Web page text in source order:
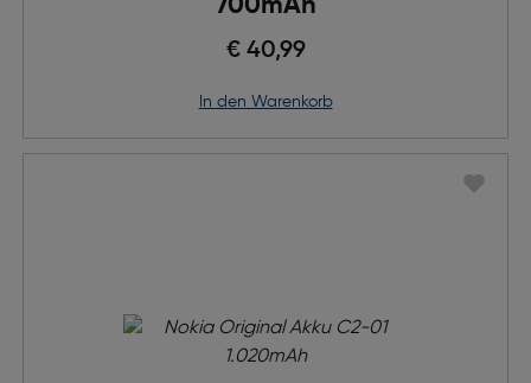
700mAh
€ 40,99
in den Warenkorb